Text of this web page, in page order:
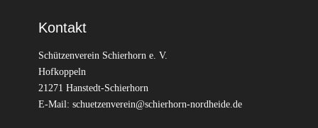
Kontakt
Schützenverein Schierhorn e. V.
Hofkoppeln
21271 Hanstedt-Schierhorn
E-Mail: schuetzenverein@schierhorn-nordheide.de